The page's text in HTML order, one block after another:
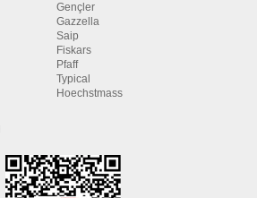
Gençler
Gazzella
Saip
Fiskars
Pfaff
Typical
Hoechstmass